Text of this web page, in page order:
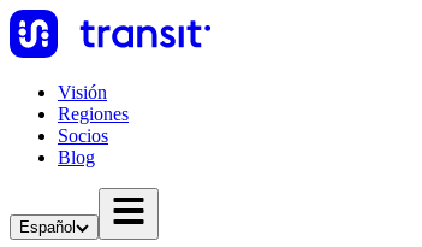
Visión
Regiones
Socios
Blog
Español